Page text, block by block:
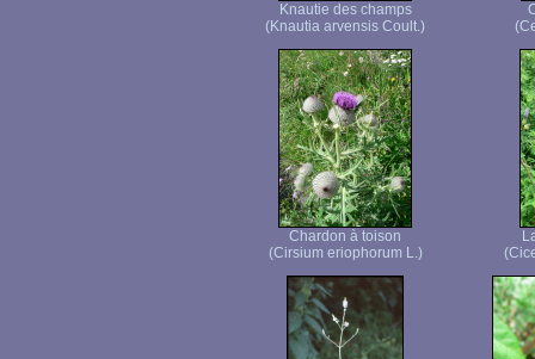
Knautie des champs
(Knautia arvensis Coult.)
Chardon à toison
(Cirsium eriophorum L.)